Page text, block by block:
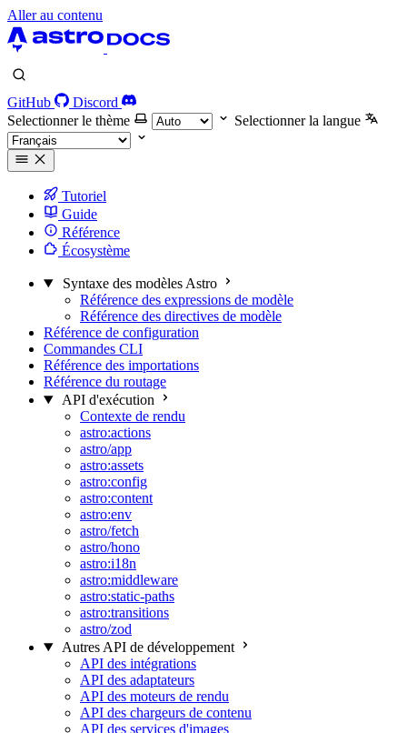
Aller au contenu
GitHub
Discord
Selectionner le thème
Selectionner la langue
Tutoriel
Guide
Référence
Écosystème
Syntaxe des modèles Astro
Référence des expressions de modèle
Référence des directives de modèle
Référence de configuration
Commandes CLI
Référence des importations
Référence du routage
API d'exécution
Contexte de rendu
astro:actions
astro/app
astro:assets
astro:config
astro:content
astro:env
astro/fetch
astro/hono
astro:i18n
astro:middleware
astro:static-paths
astro:transitions
astro/zod
Autres API de développement
API des intégrations
API des adaptateurs
API des moteurs de rendu
API des chargeurs de contenu
API des services d'images